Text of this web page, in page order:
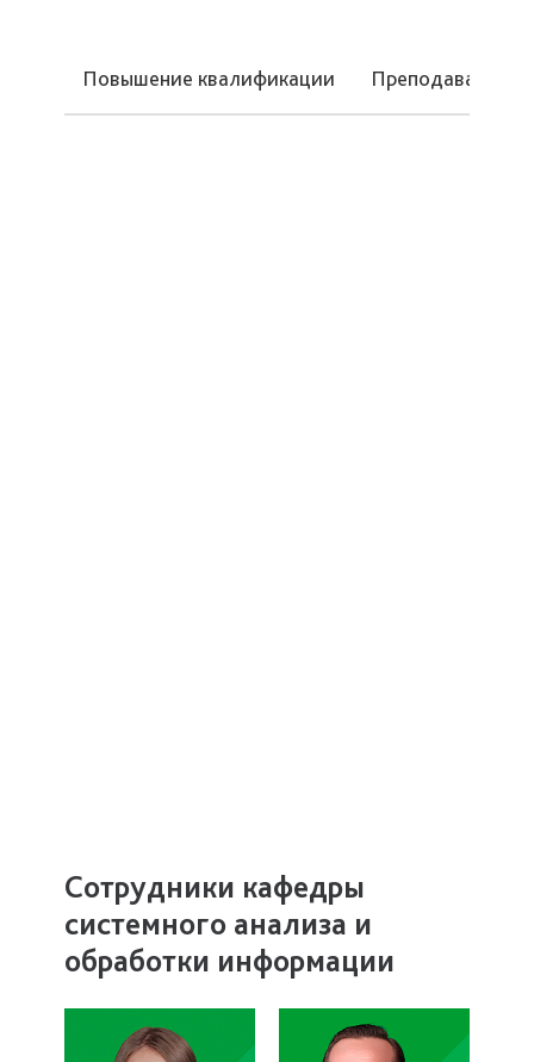
Повышение квалификации Преподаваемые
Сотрудники кафедры
системного анализа и
обработки информации